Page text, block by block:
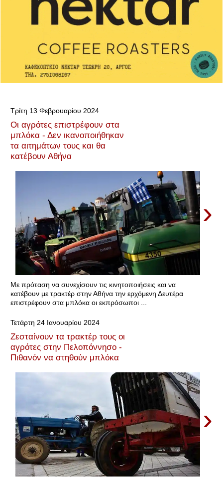
Τρίτη 13 Φεβρουαρίου 2024
Οι αγρότες επιστρέφουν στα
μπλόκα - Δεν ικανοποιήθηκαν
τα αιτημάτων τους και θα
κατέβουν Αθήνα
›
Με πρόταση να συνεχίσουν τις κινητοποιήσεις και να
κατέβουν με τρακτέρ στην Αθήνα την ερχόμενη Δευτέρα
επιστρέφουν στα μπλόκα οι εκπρόσωποι ...
Τετάρτη 24 Ιανουαρίου 2024
Ζεσταίνουν τα τρακτέρ τους οι
αγρότες στην Πελοπόννησο -
Πιθανόν να στηθούν μπλόκα
›